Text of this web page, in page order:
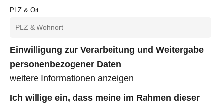
PLZ & Ort
Einwilligung zur Verarbeitung und Weitergabe
personenbezogener Daten
weitere Informationen anzeigen
Ich willige ein, dass meine im Rahmen dieser